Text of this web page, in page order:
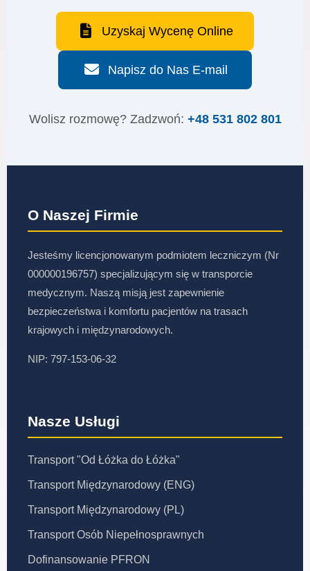
Uzyskaj Wycenę Online
Napisz do Nas E-mail
Wolisz rozmowę? Zadzwoń: +48 531 802 801
O Naszej Firmie
Jesteśmy licencjonowanym podmiotem leczniczym (Nr
000000196757) specjalizującym się w transporcie
medycznym. Naszą misją jest zapewnienie
bezpieczeństwa i komfortu pacjentów na trasach
krajowych i międzynarodowych.
NIP: 797-153-06-32
Nasze Usługi
Transport "Od Łóżka do Łóżka"
Transport Międzynarodowy (ENG)
Transport Międzynarodowy (PL)
Transport Osób Niepełnosprawnych
Dofinansowanie PFRON